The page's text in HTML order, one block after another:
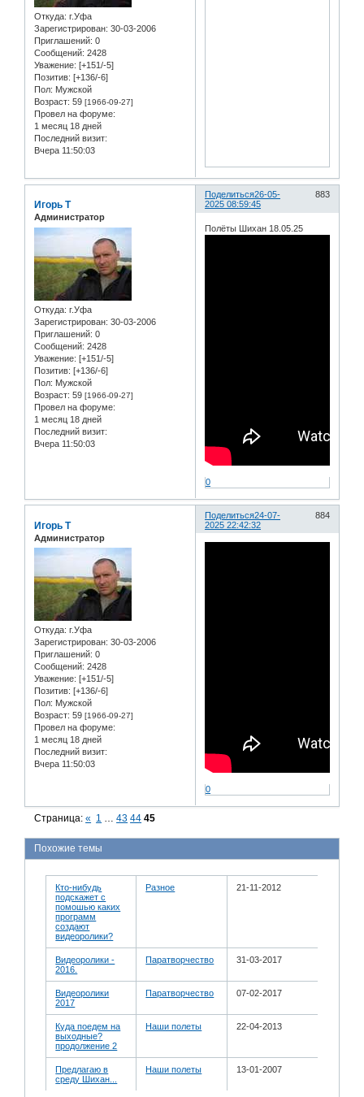
Откуда: г.Уфа
Зарегистрирован: 30-03-2006
Приглашений: 0
Сообщений: 2428
Уважение: [+151/-5]
Позитив: [+136/-6]
Пол: Мужской
Возраст: 59 [1966-09-27]
Провел на форуме:
1 месяц 18 дней
Последний визит:
Вчера 11:50:03
Поделиться 883
26-05-
2025 08:59:45
Игорь Т
Администратор
Откуда: г.Уфа
Зарегистрирован: 30-03-2006
Приглашений: 0
Сообщений: 2428
Уважение: [+151/-5]
Позитив: [+136/-6]
Пол: Мужской
Возраст: 59 [1966-09-27]
Провел на форуме:
1 месяц 18 дней
Последний визит:
Вчера 11:50:03
Полёты Шихан 18.05.25
0
Поделиться 884
24-07-
2025 22:42:32
Игорь Т
Администратор
Откуда: г.Уфа
Зарегистрирован: 30-03-2006
Приглашений: 0
Сообщений: 2428
Уважение: [+151/-5]
Позитив: [+136/-6]
Пол: Мужской
Возраст: 59 [1966-09-27]
Провел на форуме:
1 месяц 18 дней
Последний визит:
Вчера 11:50:03
0
Страница:« 1 … 43 44 45
Похожие темы
Кто-нибудь
подскажет с
помошью каких
программ
создают
видеоролики?
Разное 21-11-2012
Видеоролики -
2016.
Паратворчество 31-03-2017
Видеоролики
2017
Паратворчество 07-02-2017
Куда поедем на
выходные?
продолжение 2
Наши полеты 22-04-2013
Предлагаю в
среду Шихан...
Наши полеты 13-01-2007